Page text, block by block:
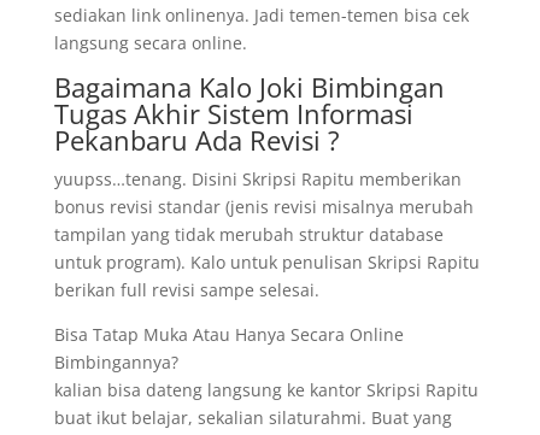
sediakan link onlinenya. Jadi temen-temen bisa cek
langsung secara online.
Bagaimana Kalo Joki Bimbingan
Tugas Akhir Sistem Informasi
Pekanbaru Ada Revisi ?
yuupss…tenang. Disini Skripsi Rapitu memberikan
bonus revisi standar (jenis revisi misalnya merubah
tampilan yang tidak merubah struktur database
untuk program). Kalo untuk penulisan Skripsi Rapitu
berikan full revisi sampe selesai.
Bisa Tatap Muka Atau Hanya Secara Online
Bimbingannya?
kalian bisa dateng langsung ke kantor Skripsi Rapitu
buat ikut belajar, sekalian silaturahmi. Buat yang